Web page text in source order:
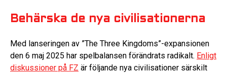
Behärska de nya civilisationerna
Med lanseringen av ”The Three Kingdoms”-expansionen
den 6 maj 2025 har spelbalansen förändrats radikalt. Enligt
diskussioner på FZ är följande nya civilisationer särskilt